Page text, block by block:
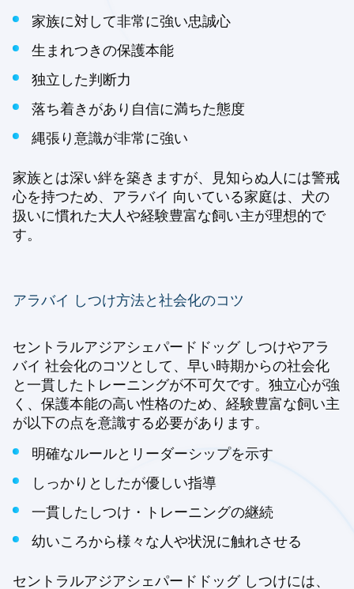
家族に対して非常に強い忠誠心
生まれつきの保護本能
独立した判断力
落ち着きがあり自信に満ちた態度
縄張り意識が非常に強い
家族とは深い絆を築きますが、見知らぬ人には警戒
心を持つため、アラバイ 向いている家庭は、犬の
扱いに慣れた大人や経験豊富な飼い主が理想的で
す。
アラバイ しつけ方法と社会化のコツ
セントラルアジアシェパードドッグ しつけやアラ
バイ 社会化のコツとして、早い時期からの社会化
と一貫したトレーニングが不可欠です。独立心が強
く、保護本能の高い性格のため、経験豊富な飼い主
が以下の点を意識する必要があります。
明確なルールとリーダーシップを示す
しっかりとしたが優しい指導
一貫したしつけ・トレーニングの継続
幼いころから様々な人や状況に触れさせる
セントラルアジアシェパードドッグ しつけには、